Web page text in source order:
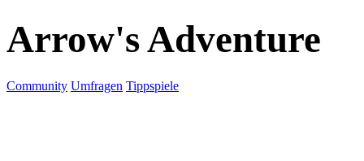
Arrow's Adventure
Community Umfragen Tippspiele